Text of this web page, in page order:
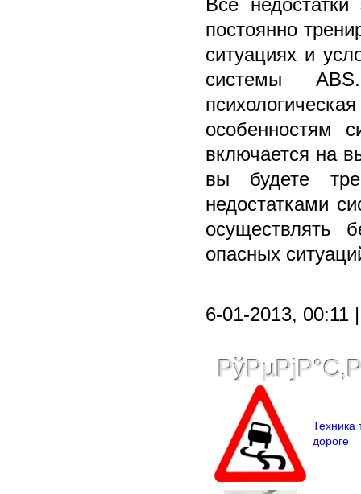
Все
постоянно
ситуациях и
системы
особенностям
включается на
вы будете
недостатками
осуществлять
опасных
6-01-2013, 00:11
Техника
дороге